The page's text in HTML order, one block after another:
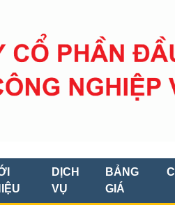
DỊCH
VỤ
BẢNG
GIÁ